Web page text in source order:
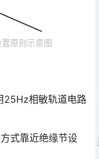
原则示意图
25Hz相敏轨道电路
式靠近绝缘节设